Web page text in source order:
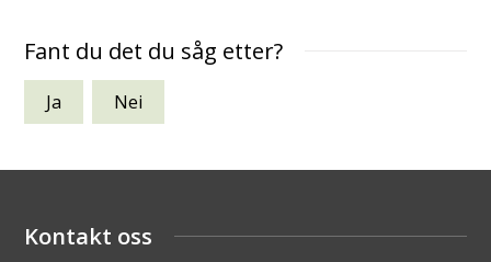
Fant du det du såg etter?
Ja Nei
Kontakt oss